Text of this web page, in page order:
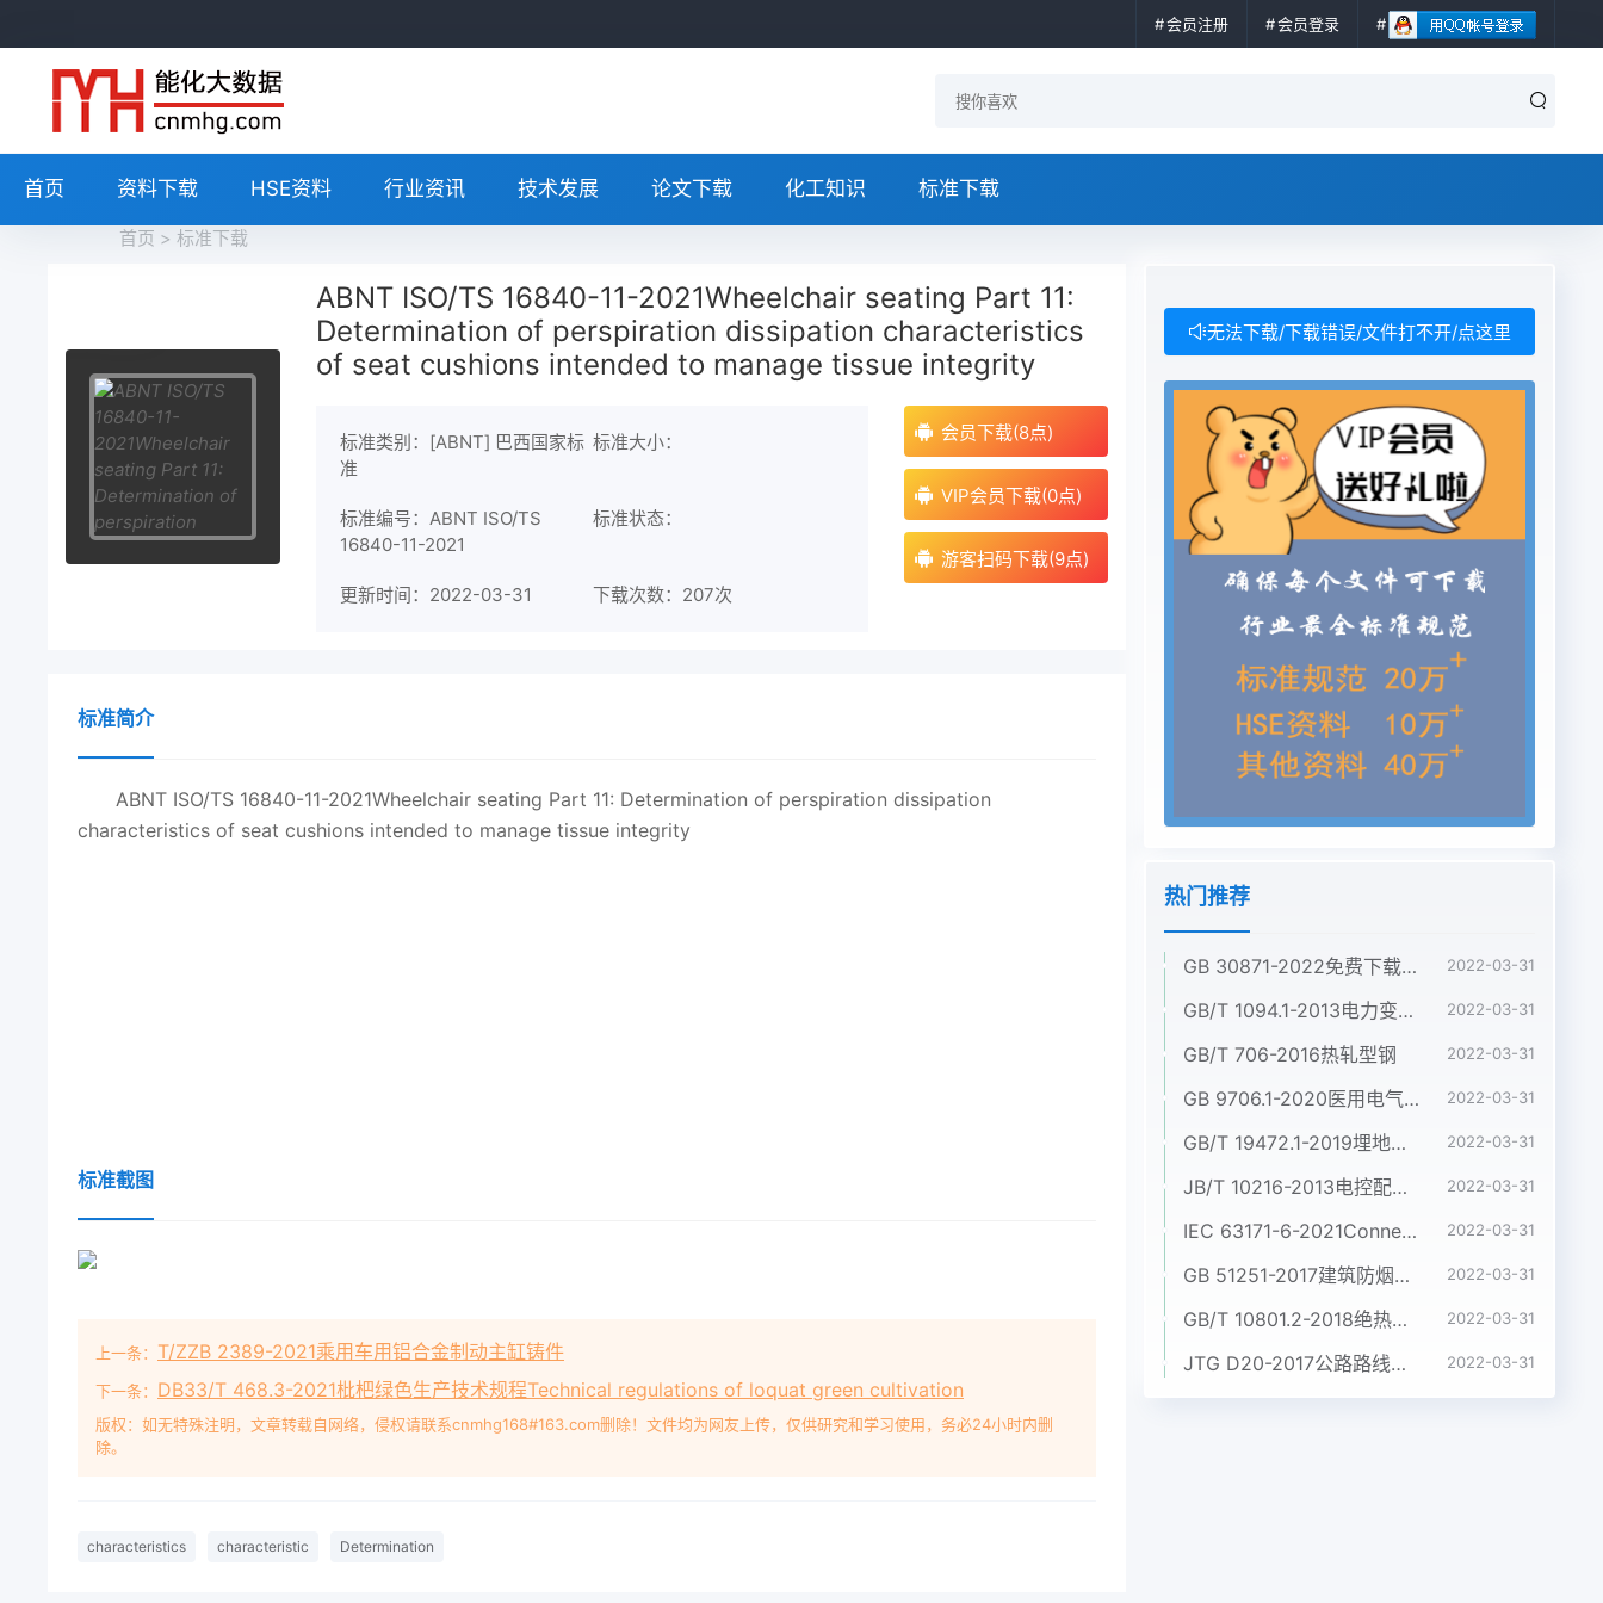
会员注册 会员登录
首页 资料下载 HSE资料 行业资讯 技术发展 论文下载 化工知识 标准下载
首页 > 标准下载
ABNT ISO/TS 16840-11-2021Wheelchair seating Part 11:
Determination of perspiration dissipation characteristics
of seat cushions intended to manage tissue integrity
标准类别：[ABNT] 巴西国家标
准
标准大小：
标准编号：ABNT ISO/TS
16840-11-2021
标准状态：
更新时间：2022-03-31 下载次数： 207次
会员下载(8点)
VIP会员下载(0点)
游客扫码下载(9点)
标准简介
ABNT ISO/TS 16840-11-2021Wheelchair seating Part 11: Determination of perspiration dissipation
characteristics of seat cushions intended to manage tissue integrity
标准截图
上一条： T/ZZB 2389-2021乘用车用铝合金制动主缸铸件
下一条： DB33/T 468.3-2021枇杷绿色生产技术规程Technical regulations of loquat green cultivation
版权：如无特殊注明，文章转载自网络，侵权请联系cnmhg168#163.com删除！文件均为网友上传，仅供研究和学习使用，务必24小时内删
除。
characteristics characteristic Determination
无法下载/下载错误/文件打不开/点这里
热门推荐
GB 30871-2022免费下载危险化学品企业特殊作业安全规范 2022-03-31
GB/T 1094.1-2013电力变压器 第1部分:总则 2022-03-31
GB/T 706-2016热轧型钢 2022-03-31
GB 9706.1-2020医用电气设备 第1部分:基本安全和基本性能的通用要求 2022-03-31
GB/T 19472.1-2019埋地用聚乙烯(PE)结构壁管道系统 第1部分:聚乙烯双壁波纹管材 2022-03-31
JB/T 10216-2013电控配电用电缆桥架 2022-03-31
IEC 63171-6-2021Connectors for electrical and electronic equipment - Part 6: Detail specification for 2-way and 4-way (data/power), shielded, free and fixed connectors for power and data transmission with frequencies up to 600 MHz 2022-03-31
GB 51251-2017建筑防烟排烟系统技术标准 2022-03-31
GB/T 10801.2-2018绝热用挤塑聚苯乙烯泡沫塑料(XPS) 2022-03-31
JTG D20-2017公路路线设计规范 2022-03-31